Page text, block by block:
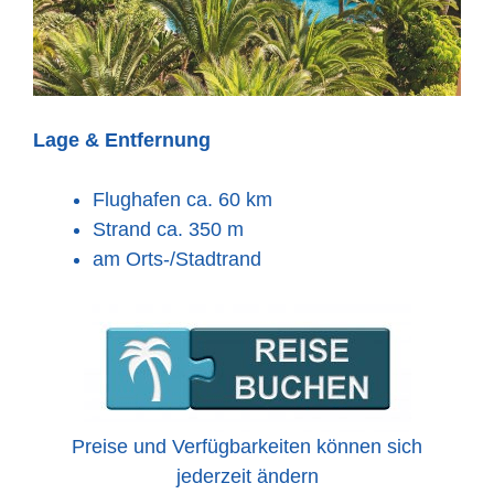
Lage & Entfernung
Flughafen ca. 60 km
Strand ca. 350 m
am Orts-/Stadtrand
Preise und Verfügbarkeiten können sich
jederzeit ändern